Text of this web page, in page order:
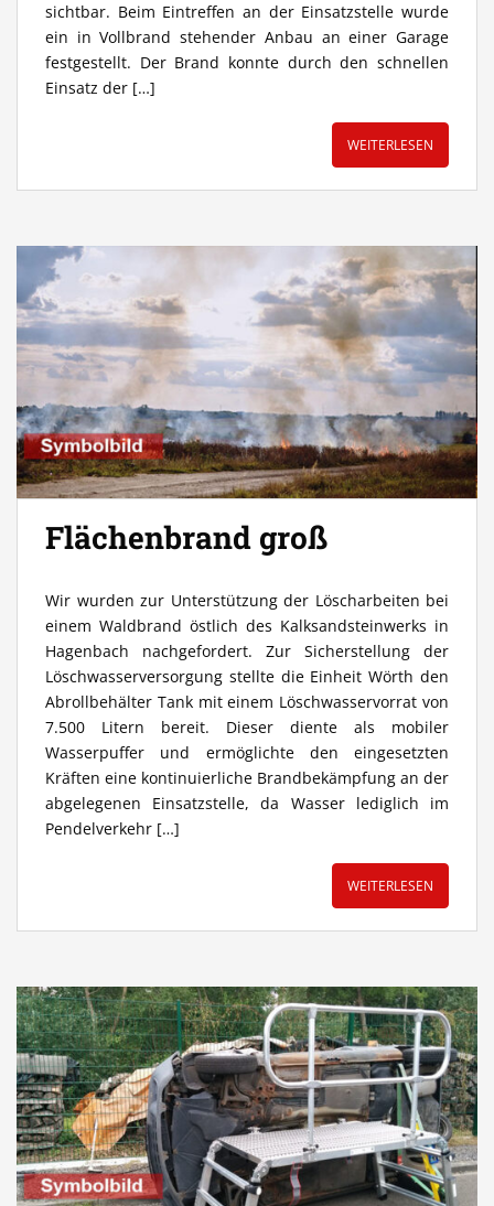
sichtbar. Beim Eintreffen an der Einsatzstelle wurde
ein in Vollbrand stehender Anbau an einer Garage
festgestellt. Der Brand konnte durch den schnellen
Einsatz der […]
WEITERLESEN
Flächenbrand groß
Wir wurden zur Unterstützung der Löscharbeiten bei
einem Waldbrand östlich des Kalksandsteinwerks in
Hagenbach nachgefordert. Zur Sicherstellung der
Löschwasserversorgung stellte die Einheit Wörth den
Abrollbehälter Tank mit einem Löschwasservorrat von
7.500 Litern bereit. Dieser diente als mobiler
Wasserpuffer und ermöglichte den eingesetzten
Kräften eine kontinuierliche Brandbekämpfung an der
abgelegenen Einsatzstelle, da Wasser lediglich im
Pendelverkehr […]
WEITERLESEN